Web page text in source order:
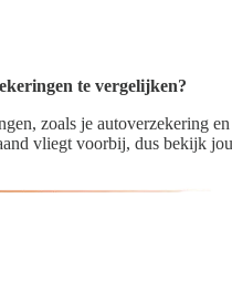
te vergelijken?
zoals je autoverzekering
vliegt voorbij, dus bekijk